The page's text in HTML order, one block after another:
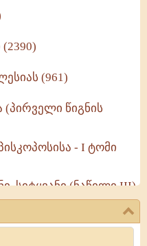
(961)
წიგნის
- I ტომი
სიტყვანი (ნაწილი III)
რჩევები